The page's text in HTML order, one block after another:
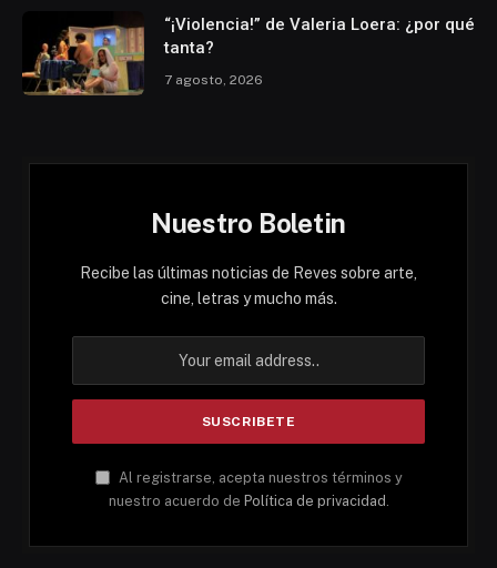
“¡Violencia!” de Valeria Loera: ¿por qué
tanta?
7 agosto, 2026
Nuestro Boletin
Recibe las últimas noticias de Reves sobre arte,
cine, letras y mucho más.
Al registrarse, acepta nuestros términos y
nuestro acuerdo de Política de privacidad